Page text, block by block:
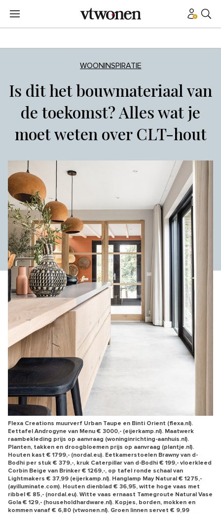
WOONINSPIRATIE
Is dit het bouwmateriaal van
de toekomst? Alles wat je
moet weten over CLT-hout
Flexa Creations muurverf Urban Taupe en Binti Orient (flexa.nl).
Eettafel Androgyne van Menu € 3000,- (eijerkamp.nl). Maatwerk
raambekleding prijs op aanvraag (woninginrichting-aanhuis.nl).
Planten, takken en droogbloemen prijs op aanvraag (plantje.nl).
Houten kast € 1799,- (nordal.eu). Eetkamerstoelen Brawny van d-
Bodhi per stuk € 379,-, kruk Caterpillar van d-Bodhi € 199,- vloerkleed
Corbin Beige van Brinker € 1269,-, op tafel ronde schaal van
Lightmakers € 37,99 (eijerkamp.nl). Hanglamp May Natural € 1275,-
(ayilluminate.com). Houten dienblad € 36,95, witte hoge vaas met
ribbel € 85,- (nordal.eu). Witte vaas ernaast Tamegroute Natural Vase
Gola € 129,- (householdhardware.nl). Kopjes, borden, mokken en
kommen vanaf € 6,80 (vtwonen.nl). Groen linnen servet € 9,99